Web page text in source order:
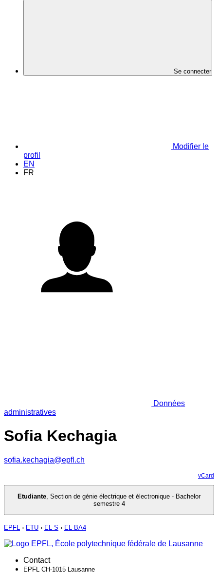
Se connecter
Modifier le
profil
EN
FR
Données
administratives
Sofia Kechagia
sofia.kechagia@epfl.ch
vCard
Etudiante, Section de génie électrique et électronique - Bachelor
semestre 4
EPFL › ETU › EL-S › EL-BA4
Contact
EPFL CH-1015 Lausanne